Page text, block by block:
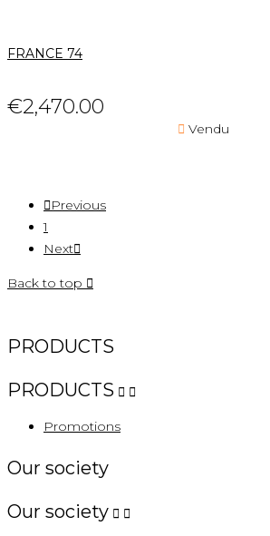
FRANCE 74
€2,470.00
 Vendu
Previous
1
Next
Back to top 
PRODUCTS
PRODUCTS  
Promotions
Our society
Our society  